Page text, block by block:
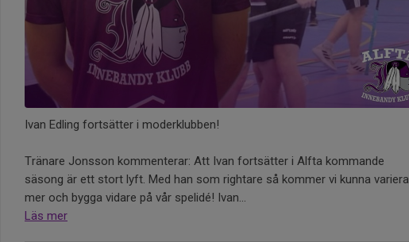
Ivan Edling fortsätter i moderklubben!
Tränare Jonsson kommenterar: Att Ivan fortsätter i Alfta kommande
säsong är ett stort lyft. Med han som rightare så kommer vi kunna variera
mer och bygga vidare på vår spelidé! Ivan...
Läs mer